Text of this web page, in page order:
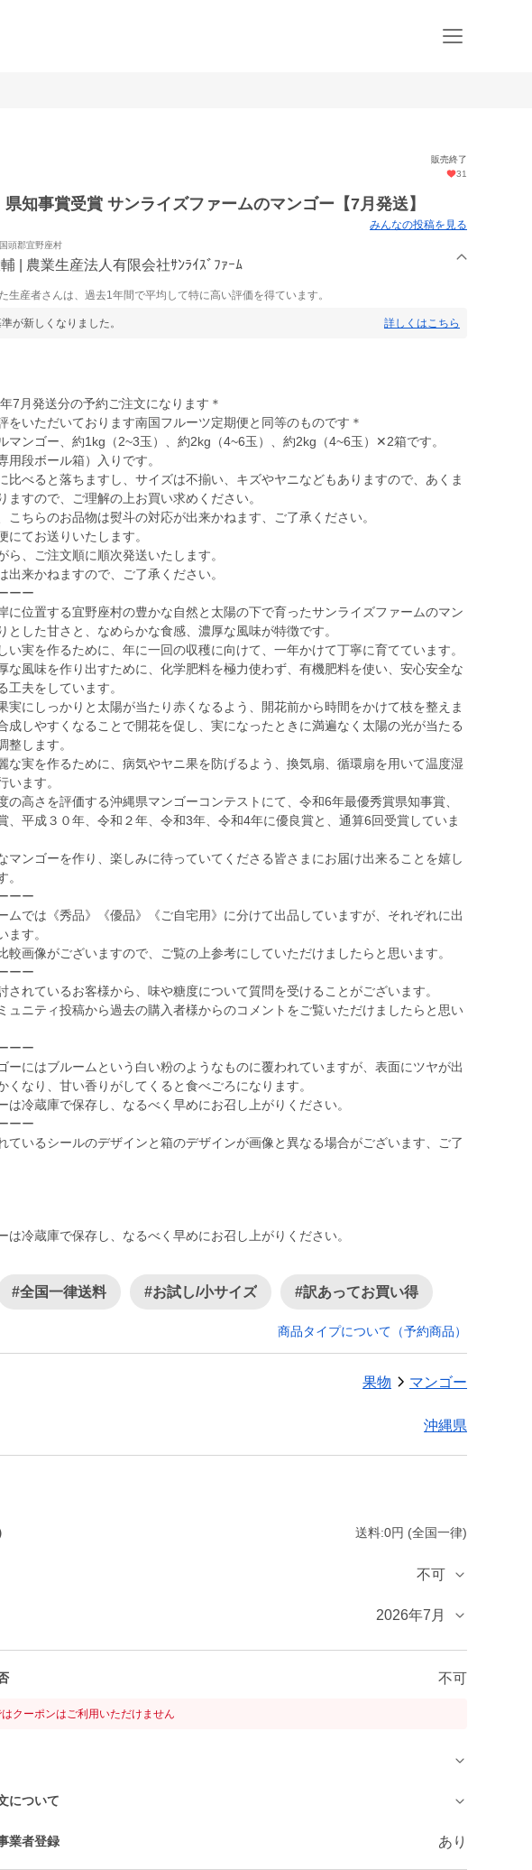
販売終了
31
県知事賞受賞 サンライズファームのマンゴー【7月発送】
みんなの投稿を見る
頭郡宜野座村
| 農業生産法人有限会社ｻﾝﾗｲｽﾞﾌｧｰﾑ
生産者さんは、過去1年間で平均して特に高い評価を得ています。
が新しくなりました。 詳しくはこちら
7月発送分の予約ご注文になります＊
をいただいております南国フルーツ定期便と同等のものです＊
マンゴー、約1kg（2~3玉）、約2kg（4~6玉）、約2kg（4~6玉）✕2箱です。
用段ボール箱）入りです。
比べると落ちますし、サイズは不揃い、キズやヤニなどもありますので、あくま
ますので、ご理解の上お買い求めください。
こちらのお品物は熨斗の対応が出来かねます、ご了承ください。
にてお送りいたします。
ら、ご注文順に順次発送いたします。
出来かねますので、ご了承ください。
ーー
に位置する宜野座村の豊かな自然と太陽の下で育ったサンライズファームのマン
とした甘さと、なめらかな食感、濃厚な風味が特徴です。
い実を作るために、年に一回の収穫に向けて、一年かけて丁寧に育てています。
な風味を作り出すために、化学肥料を極力使わず、有機肥料を使い、安心安全な
工夫をしています。
実にしっかりと太陽が当たり赤くなるよう、開花前から時間をかけて枝を整えま
成しやすくなることで開花を促し、実になったときに満遍なく太陽の光が当たる
整します。
な実を作るために、病気やヤニ果を防げるよう、換気扇、循環扇を用いて温度湿
います。
の高さを評価する沖縄県マンゴーコンテストにて、令和6年最優秀賞県知事賞、
、平成３０年、令和２年、令和3年、令和4年に優良賞と、通算6回受賞していま
マンゴーを作り、楽しみに待っていてくださる皆さまにお届け出来ることを嬉し
。
ーー
ムでは《秀品》《優品》《ご自宅用》に分けて出品していますが、それぞれに出
ます。
較画像がございますので、ご覧の上参考にしていただけましたらと思います。
ーー
されているお客様から、味や糖度について質問を受けることがございます。
ュニティ投稿から過去の購入者様からのコメントをご覧いただけましたらと思い
ーー
ーにはブルームという白い粉のようなものに覆われていますが、表面にツヤが出
くなり、甘い香りがしてくると食べごろになります。
は冷蔵庫で保存し、なるべく早めにお召し上がりください。
ーー
ているシールのデザインと箱のデザインが画像と異なる場合がございます、ご了
は冷蔵庫で保存し、なるべく早めにお召し上がりください。
#全国一律送料 #お試し/小サイズ #訳あってお買い得
商品タイプについて（予約商品）
果物 マンゴー
沖縄県
送料:0円 (全国一律)
不可
2026年7月
不可
クーポンはご利用いただけません
について
業者登録 あり